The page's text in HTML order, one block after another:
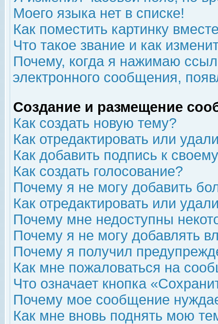
Моего языка нет в списке!
Как поместить картинку
Что такое звание и как
Почему, когда я нажимаю
электронного сообщения,
Создание и размещение
Как создать новую тему?
Как отредактировать или
Как добавить подпись к
Как создать голосование?
Почему я не могу добавить
Как отредактировать или
Почему мне недоступны
Почему я не могу добавлять
Почему я получил
Как мне пожаловаться на
Что означает кнопка
Почему мое сообщение
Как мне вновь поднять мою